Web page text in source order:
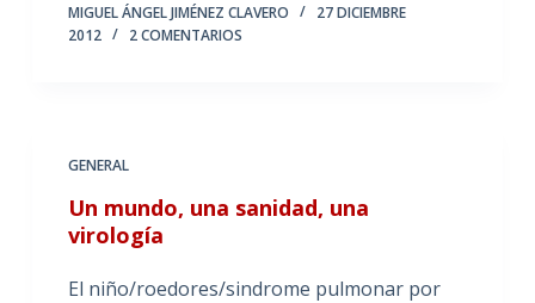
MIGUEL ÁNGEL JIMÉNEZ CLAVERO
27 DICIEMBRE
2012
2 COMENTARIOS
GENERAL
Un mundo, una sanidad, una
virología
El niño/roedores/sindrome pulmonar por